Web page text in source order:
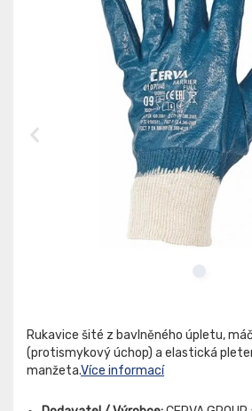
Rukavice šité z bavlněného úpletu,
(protismykový úchop) a elastická
manžeta.Více informací